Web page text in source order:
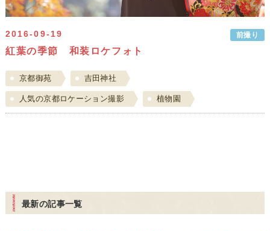
2016-09-19 前撮り
紅葉の季節 和装ロケフォト
京都御苑 吉田神社
人気の京都ロケーション撮影 植物園
最新の記事一覧